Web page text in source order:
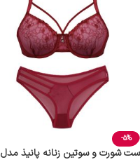
-5%
ست شورت و سوتین زنانه پانیذ مدل